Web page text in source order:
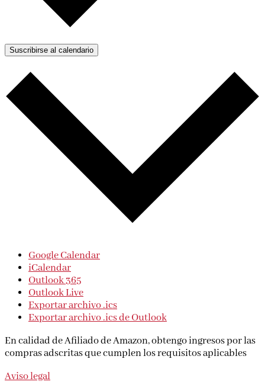
Suscribirse al calendario
Google Calendar
iCalendar
Outlook 365
Outlook Live
Exportar archivo .ics
Exportar archivo .ics de Outlook
En calidad de Afiliado de Amazon, obtengo ingresos por las
compras adscritas que cumplen los requisitos aplicables
Aviso legal